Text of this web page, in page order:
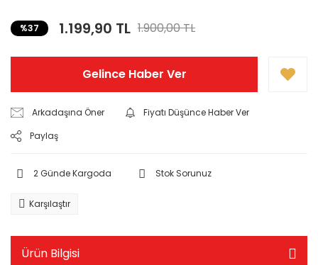
%37 1.199,90 TL 1.900,00 TL
Gelince Haber Ver
Arkadaşına Öner
Fiyatı Düşünce Haber Ver
Paylaş
2 Günde Kargoda Stok Sorunuz
Karşılaştır
Ürün Bilgisi